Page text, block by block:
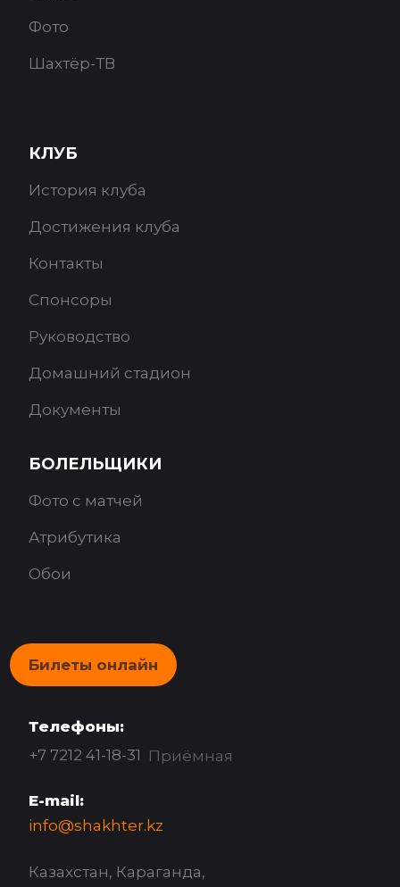
Фото
Шахтёр-ТВ
КЛУБ
История клуба
Достижения клуба
Контакты
Спонсоры
Руководство
Домашний стадион
Документы
БОЛЕЛЬЩИКИ
Фото с матчей
Атрибутика
Обои
Билеты онлайн
Телефоны:
+7 7212 41-18-31 Приёмная
E-mail:
info@shakhter.kz
Казахстан, Караганда,